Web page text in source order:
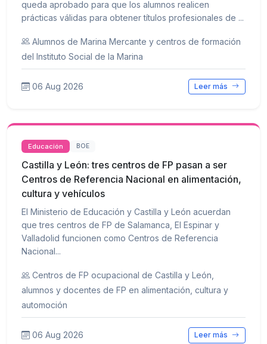
queda aprobado para que los alumnos realicen
prácticas válidas para obtener títulos profesionales de ...
Alumnos de Marina Mercante y centros de formación
del Instituto Social de la Marina
06 Aug 2026 Leer más
Educación BOE
Castilla y León: tres centros de FP pasan a ser
Centros de Referencia Nacional en alimentación,
cultura y vehículos
El Ministerio de Educación y Castilla y León acuerdan
que tres centros de FP de Salamanca, El Espinar y
Valladolid funcionen como Centros de Referencia
Nacional...
Centros de FP ocupacional de Castilla y León,
alumnos y docentes de FP en alimentación, cultura y
automoción
06 Aug 2026 Leer más